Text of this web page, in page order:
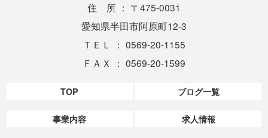
住 所 ： 〒475-0031
愛知県半田市阿原町12-3
ＴＥＬ ： 0569-20-1155
ＦＡＸ ： 0569-20-1599
TOP
事業内容
ブログ一覧
求人情報